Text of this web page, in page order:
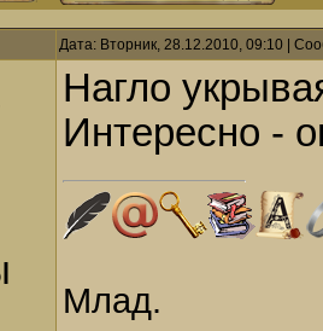
Дата: Вторник, 28.12.2010, 09:10 |
Нагло
Интересно -
Млад.